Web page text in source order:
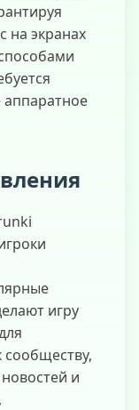
на экранах
аппаратное
игру
сообществу,
и